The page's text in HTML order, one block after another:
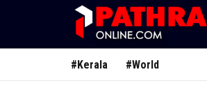
#Kerala #World